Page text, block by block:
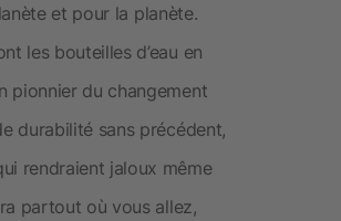
et pour la planète.
les bouteilles d’eau en
pionnier du changement
durabilité sans précédent,
rendraient jaloux même
partout où vous allez,